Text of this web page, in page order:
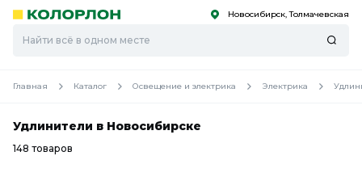
Скоро
Скоро Новосибирск, Толмачевская
Главная Каталог Освещение и электрика Электрика
Удлинители в Новосибирске
148 товаров